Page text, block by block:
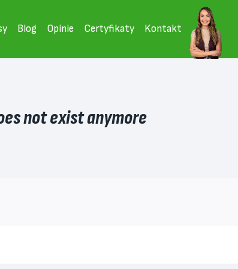
Blog Opinie Certyfikaty Kontakt
not exist anymore